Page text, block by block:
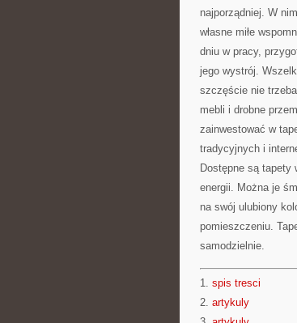
najporządniej. W
własne miłe
dniu w pracy,
jego wystrój.
szczęście nie
mebli i drobne
zainwestować w
tradycyjnych i
Dostępne są tapety
energii. Można je
na swój ulubiony
pomieszczeniu.
samodzielnie.
1. spis tresci
2. artykuly